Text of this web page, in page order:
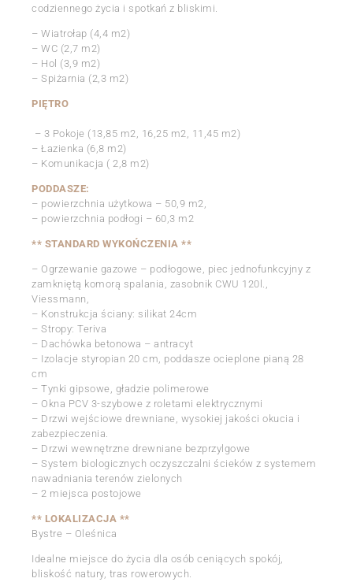
codziennego życia i spotkań z bliskimi.
– Wiatrołap (4,4 m2)
– WC (2,7 m2)
– Hol (3,9 m2)
– Spiżarnia (2,3 m2)
PIĘTRO
– 3 Pokoje (13,85 m2, 16,25 m2, 11,45 m2)
– Łazienka (6,8 m2)
– Komunikacja ( 2,8 m2)
PODDASZE:
– powierzchnia użytkowa – 50,9 m2,
– powierzchnia podłogi – 60,3 m2
** STANDARD WYKOŃCZENIA **
– Ogrzewanie gazowe – podłogowe, piec jednofunkcyjny z
zamkniętą komorą spalania, zasobnik CWU 120l.,
Viessmann,
– Konstrukcja ściany: silikat 24cm
– Stropy: Teriva
– Dachówka betonowa – antracyt
– Izolacje styropian 20 cm, poddasze ocieplone pianą 28
cm
– Tynki gipsowe, gładzie polimerowe
– Okna PCV 3-szybowe z roletami elektrycznymi
– Drzwi wejściowe drewniane, wysokiej jakości okucia i
zabezpieczenia.
– Drzwi wewnętrzne drewniane bezprzylgowe
– System biologicznych oczyszczalni ścieków z systemem
nawadniania terenów zielonych
– 2 miejsca postojowe
** LOKALIZACJA **
Bystre – Oleśnica
Idealne miejsce do życia dla osób ceniących spokój,
bliskość natury, tras rowerowych.